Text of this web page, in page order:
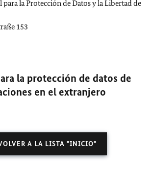
para la Protección de Datos y la Libertad de
153
la protección de datos de
en el extranjero
A LA LISTA "INICIO"